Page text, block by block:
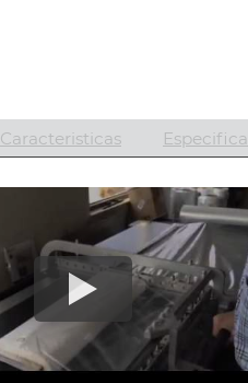
Caracteristicas